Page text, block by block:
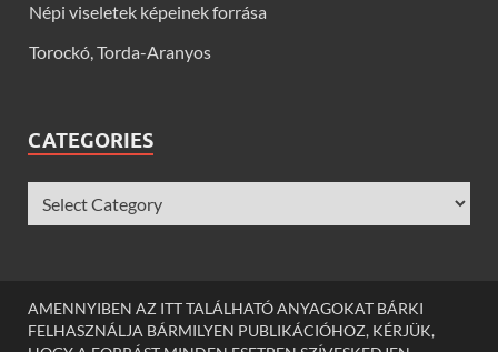
Népi viseletek képeinek forrása
Torockó, Torda-Aranyos
CATEGORIES
AMENNYIBEN AZ ITT TALÁLHATÓ ANYAGOKAT BÁRKI
FELHASZNÁLJA BÁRMILYEN PUBLIKÁCIÓHOZ, KÉRJÜK,